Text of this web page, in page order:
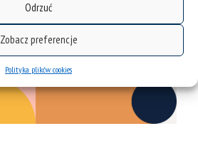
Odrzuć
Zobacz preferencje
Polityka plików cookies